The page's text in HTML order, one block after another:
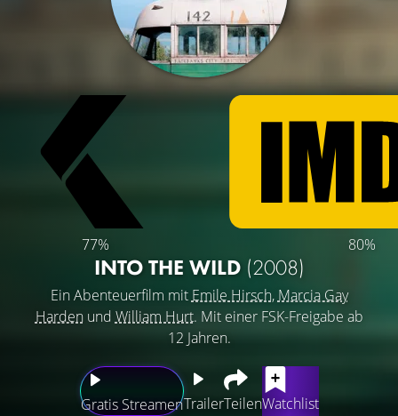
77% 80%
INTO THE WILD (2008)
Ein Abenteuerfilm mit Emile Hirsch, Marcia Gay
Hardenund William Hurt. Mit einer FSK-Freigabe ab
12 Jahren.
Gratis StreamenTrailerTeilenWatchlist